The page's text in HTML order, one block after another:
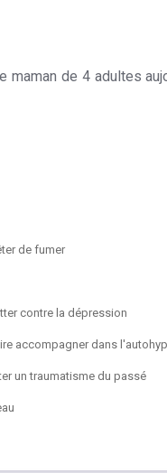
de 4 adultes
de fumer
contre la dépression
accompagner dans
un traumatisme du passé